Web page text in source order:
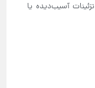
آسیب‌دیده یا